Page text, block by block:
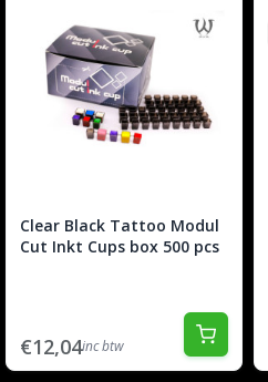
Clear Black Tattoo Modul
Cut Inkt Cups box 500 pcs
€12,04inc btw